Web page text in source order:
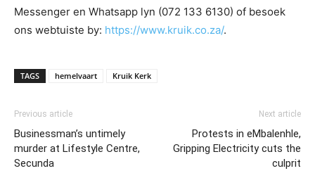
Messenger en Whatsapp lyn (072 133 6130) of besoek
ons webtuiste by: https://www.kruik.co.za/.
TAGS hemelvaart Kruik Kerk
Previous article
Businessman’s untimely
murder at Lifestyle Centre,
Secunda
Next article
Protests in eMbalenhle,
Gripping Electricity cuts the
culprit